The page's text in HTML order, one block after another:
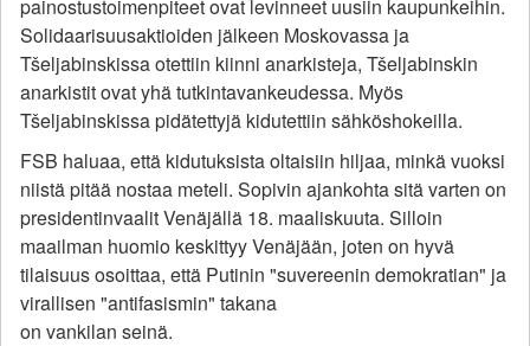
painostustoimenpiteet ovat levinneet uusiin kaupunkeihin.
Solidaarisuusaktioiden jälkeen Moskovassa ja
Tšeljabinskissa otettiin kiinni anarkisteja, Tšeljabinskin
anarkistit ovat yhä tutkintavankeudessa. Myös
Tšeljabinskissa pidätettyjä kidutettiin sähköshokeilla.
FSB haluaa, että kidutuksista oltaisiin hiljaa, minkä vuoksi
niistä pitää nostaa meteli. Sopivin ajankohta sitä varten on
presidentinvaalit Venäjällä 18. maaliskuuta. Silloin
maailman huomio keskittyy Venäjään, joten on hyvä
tilaisuus osoittaa, että Putinin "suvereenin demokratian" ja
virallisen "antifasismin" takana
on vankilan seinä.